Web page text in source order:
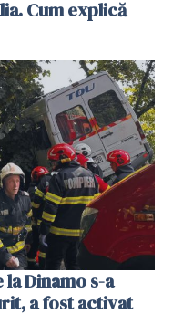
Cum explică
Dinamo s-a
a fost activat